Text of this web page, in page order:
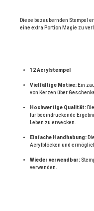
Diese bezaubernden Stempel
eine extra Portion Magie zu
12 Acrylstempel
Vielfältige Motive: Ein
von Kerzen über
Hochwertige Qualität:
für beeindruckende
Leben zu erwecken.
Einfache Handhabung:
Acrylblöcken und
Wieder verwendbar:
verwenden.